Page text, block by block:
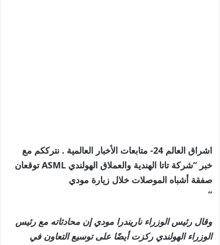
اشراق العالم 24- متابعات الأخبار العالمية . نترككم مع
خبر “شركة تاتا الهندية والعملاق الهولندي ASML توقعان
صفقة أشباه الموصلات خلال زيارة مودي
”
وقال رئيس الوزراء ناريندرا مودي إن محادثاته مع رئيس
الوزراء الهولندي ركزت أيضًا على توسيع التعاون في